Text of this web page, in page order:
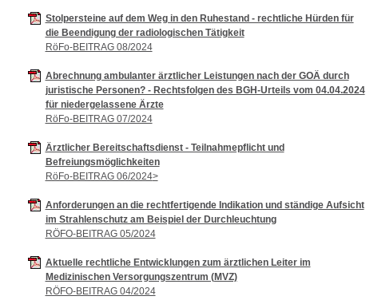
Stolpersteine auf dem Weg in den Ruhestand - rechtliche Hürden für
die Beendigung der radiologischen Tätigkeit
RöFo-BEITRAG 08/2024
Abrechnung ambulanter ärztlicher Leistungen nach der GOÄ durch
juristische Personen? - Rechtsfolgen des BGH-Urteils vom 04.04.2024
für niedergelassene Ärzte
RöFo-BEITRAG 07/2024
Ärztlicher Bereitschaftsdienst - Teilnahmepflicht und
Befreiungsmöglichkeiten
RöFo-BEITRAG 06/2024>
Anforderungen an die rechtfertigende Indikation und ständige Aufsicht
im Strahlenschutz am Beispiel der Durchleuchtung
RÖFO-BEITRAG 05/2024
Aktuelle rechtliche Entwicklungen zum ärztlichen Leiter im
Medizinischen Versorgungszentrum (MVZ)
RÖFO-BEITRAG 04/2024